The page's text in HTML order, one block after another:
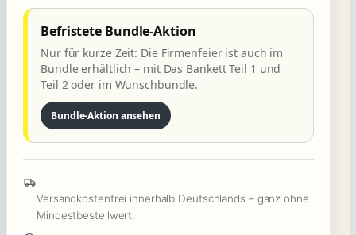
:
Machtspiele,
Intrigen
Mord
im
Menge
Befristete Bundle-Aktion
Nur für kurze Zeit: Die Firmenfeier ist auch im
Bundle erhältlich – mit Das Bankett Teil 1 und
Teil 2 oder im Wunschbundle.
Bundle-Aktion ansehen
Versandkostenfrei innerhalb Deutschlands – ganz ohne
Mindestbestellwert.